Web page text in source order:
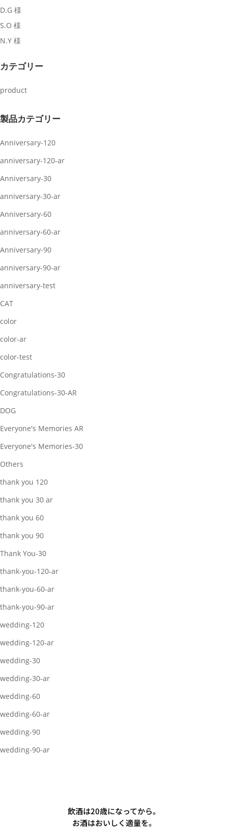
D.G 様
S.O 様
N.Y 様
カテゴリー
product
製品カテゴリー
Anniversary-120
anniversary-120-ar
Anniversary-30
anniversary-30-ar
Anniversary-60
anniversary-60-ar
Anniversary-90
anniversary-90-ar
anniversary-test
CAT
color
color-ar
color-test
Congratulations-30
Congratulations-30-AR
DOG
Everyone's Memories AR
Everyone's Memories-30
Others
thank you 120
thank you 30 ar
thank you 60
thank you 90
Thank You-30
thank-you-120-ar
thank-you-60-ar
thank-you-90-ar
wedding-120
wedding-120-ar
wedding-30
wedding-30-ar
wedding-60
wedding-60-ar
wedding-90
wedding-90-ar
飲酒は20歳になってから。
お酒はおいしく適量を。